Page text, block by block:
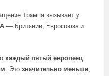
Трампа вызывает у
— Британии, Евросоюза и
каждый пятый европеец
. Этозначительно меньше,